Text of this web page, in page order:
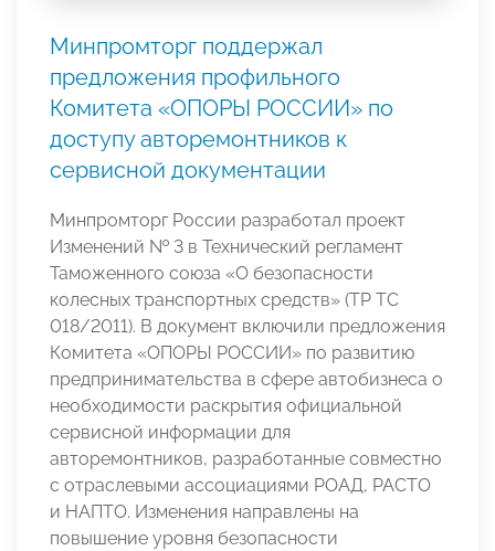
Минпромторг поддержал
предложения профильного
Комитета «ОПОРЫ РОССИИ» по
доступу авторемонтников к
сервисной документации
Минпромторг России разработал проект
Изменений № 3 в Технический регламент
Таможенного союза «О безопасности
колесных транспортных средств» (ТР ТС
018/2011). В документ включили предложения
Комитета «ОПОРЫ РОССИИ» по развитию
предпринимательства в сфере автобизнеса о
необходимости раскрытия официальной
сервисной информации для
авторемонтников, разработанные совместно
с отраслевыми ассоциациями РОАД, РАСТО
и НАПТО. Изменения направлены на
повышение уровня безопасности